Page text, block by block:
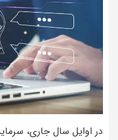
در اوایل سال جاری،